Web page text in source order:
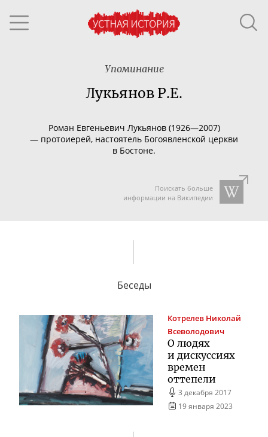
Упоминание
Лукьянов Р.Е.
Роман Евгеньевич Лукьянов (1926—2007)
— протоиерей, настоятель Богоявленской церкви
в Бостоне.
Поискать больше
информации на Википедии
Беседы
Котрелев Николай
Всеволодович
О людях
и дискуссиях
времен
оттепели
3 декабря 2017
19 января 2023